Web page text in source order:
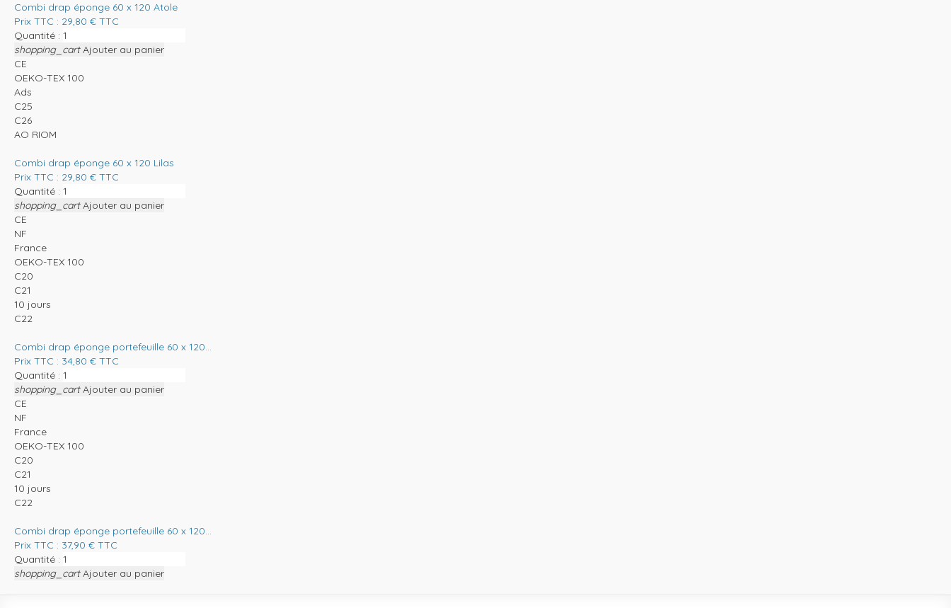
Combi drap éponge 60 x 120 Atole
Prix TTC : 29,80 € TTC
Quantité :
shopping_cart Ajouter au panier
CE
OEKO-TEX 100
Ads
C25
C26
AO RIOM
Combi drap éponge 60 x 120 Lilas
Prix TTC : 29,80 € TTC
Quantité :
shopping_cart Ajouter au panier
CE
NF
France
OEKO-TEX 100
C20
C21
10 jours
C22
Combi drap éponge portefeuille 60 x 120...
Prix TTC : 34,80 € TTC
Quantité :
shopping_cart Ajouter au panier
CE
NF
France
OEKO-TEX 100
C20
C21
10 jours
C22
Combi drap éponge portefeuille 60 x 120...
Prix TTC : 37,90 € TTC
Quantité :
shopping_cart Ajouter au panier